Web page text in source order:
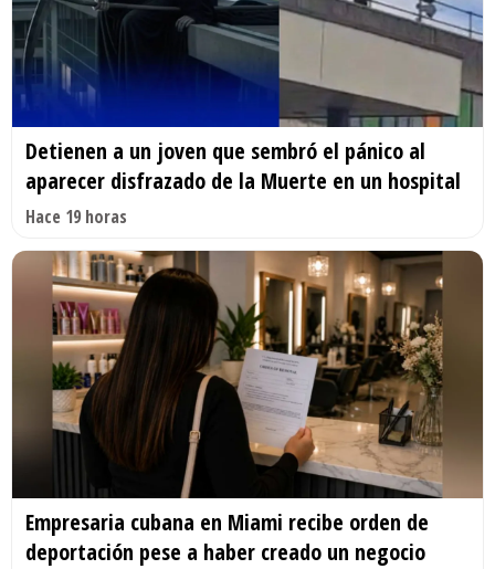
Detienen a un joven que sembró el pánico al
aparecer disfrazado de la Muerte en un hospital
Hace 19 horas
Empresaria cubana en Miami recibe orden de
deportación pese a haber creado un negocio